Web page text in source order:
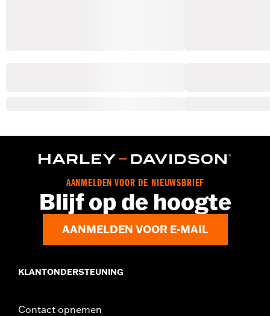
AANMELDEN VOOR DE NIEUWSBRIEF
Blijf op de hoogte
AANMELDEN VOOR E-MAIL
KLANTONDERSTEUNING
Contact opnemen